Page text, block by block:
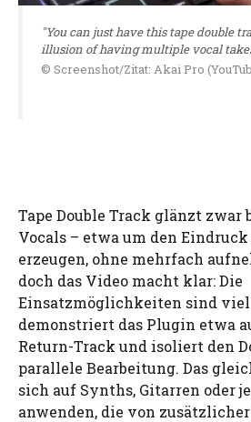
"You can just have this tape double
illusion of having multiple vocal
© Screenshot/Zitat: Akai Pro
Tape Double Track glänzt zwar
Vocals – etwa um den
erzeugen, ohne mehrfach
doch das Video macht klar: Die
Einsatzmöglichkeiten sind
demonstriert das Plugin etwa
Return-Track und isoliert den
parallele Bearbeitung. Das
sich auf Synths, Gitarren oder
anwenden, die von